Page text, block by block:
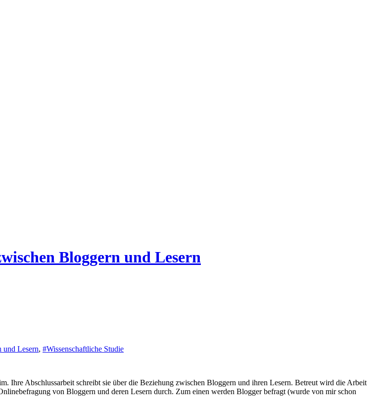
Bloggern und Lesern
und Lesern, #Wissenschaftliche Studie
Ihre Abschlussarbeit schreibt sie über die Beziehung zwischen Bloggern und ihren Lesern. Betreut wird die Arbeit
von Bloggern und deren Lesern durch. Zum einen werden Blogger befragt (wurde von mir schon